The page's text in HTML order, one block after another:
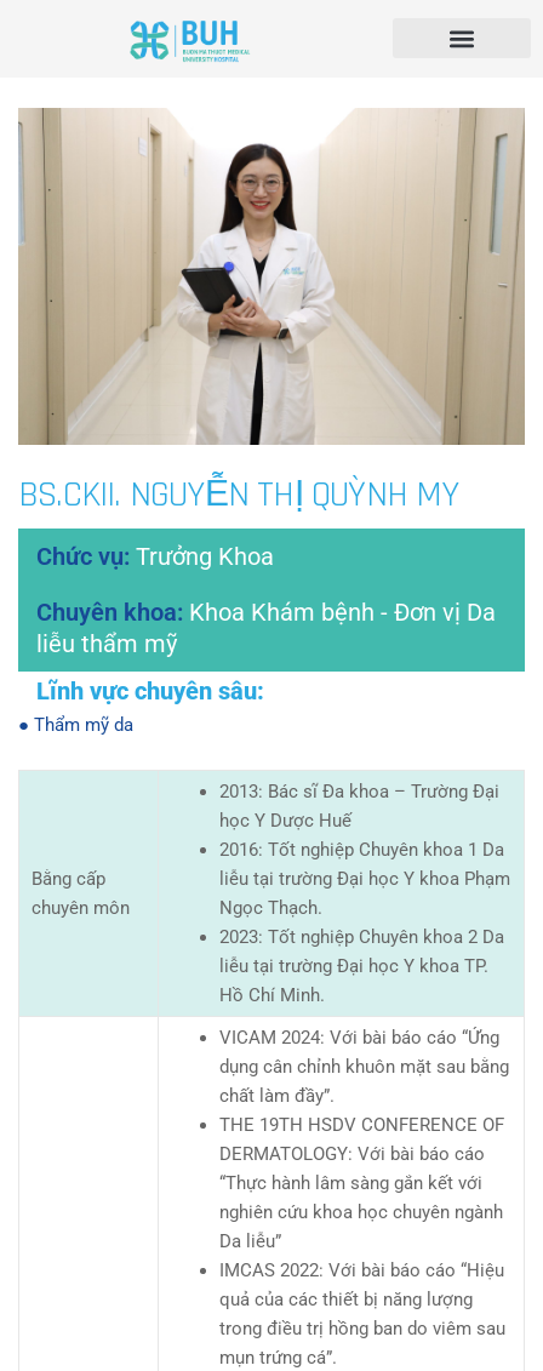
BS.CKII. NGUYỄN THỊ QUỲNH MY
Trưởng Khoa
Khoa Khám bệnh - Đơn vị Da
liễu thẩm mỹ
● Thẩm mỹ da
Bằng cấp
chuyên môn
2013: Bác sĩ Đa khoa – Trường Đại
học Y Dược Huế
2016: Tốt nghiệp Chuyên khoa 1 Da
liễu tại trường Đại học Y khoa Phạm
Ngọc Thạch.
2023: Tốt nghiệp Chuyên khoa 2 Da
liễu tại trường Đại học Y khoa TP.
Hồ Chí Minh.
VICAM 2024: Với bài báo cáo “Ứng
dụng cân chỉnh khuôn mặt sau bằng
chất làm đầy”.
THE 19TH HSDV CONFERENCE OF
DERMATOLOGY: Với bài báo cáo
“Thực hành lâm sàng gắn kết với
nghiên cứu khoa học chuyên ngành
Da liễu”
IMCAS 2022: Với bài báo cáo “Hiệu
quả của các thiết bị năng lượng
trong điều trị hồng ban do viêm sau
mụn trứng cá”.